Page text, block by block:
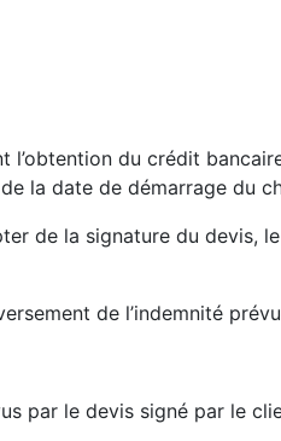
l’obtention du crédit
la date de démarrage du
de la signature du devis,
de l’indemnité
par le devis signé par le